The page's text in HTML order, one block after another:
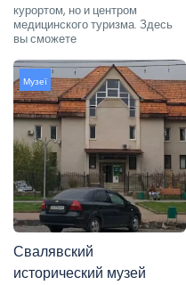
курортом, но и центром
медицинского туризма. Здесь
вы сможете
Музеї
Свалявский
исторический музей